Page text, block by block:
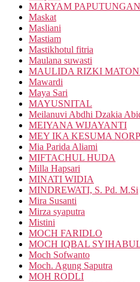
MARYAM PAPUTUNGAN
Maskat
Masliani
Mastiam
Mastikhotul fitria
Maulana suwasti
MAULIDA RIZKI
Mawardi
Maya Sari
MAYUSNITAL
Meilanuvi Abdhi Dzakia
MEIYANA WIJAYANTI
MEY IKA KESUMA
Mia Parida Aliami
MIFTACHUL HUDA
Milla Hapsari
MINATI WIDIA
MINDREWATI, S. Pd. M.Si
Mira Susanti
Mirza syaputra
Mistini
MOCH FARIDLO
MOCH IQBAL
Moch Sofwanto
Moch. Agung Saputra
MOH RODLI